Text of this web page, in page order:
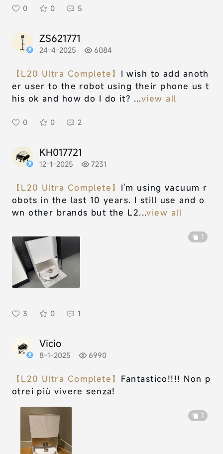
0 0 5
ZS621771
24-4-2025 6084
【L20 Ultra Complete】 I wish to add anoth
er user to the robot using their phone us t
his ok and how do I do it? ...view all
0 0 2
KH017721
12-1-2025 7231
【L20 Ultra Complete】 I’m using vacuum r
obots in the last 10 years. I still use and o
wn other brands but the L2...view all
1
3 0 1
Vicio
8-1-2025 6990
【L20 Ultra Complete】 Fantastico!!!! Non p
otrei più vivere senza!
1